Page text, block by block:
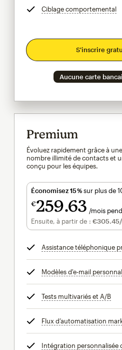
Ciblage comportemental
S'inscrire
Aucune carte
Premium
Évoluez rapidement grâce à
nombre illimité de contacts et
conçu pour les équipes.
Économisez 15 %sur plus de
€259 63 /mois
€259.63 par mois pendant 12
Ensuite, à partir de : €305.45
Assistance téléphonique
Modèles d'e-mail
Tests multivariés et A/B
Flux d’automatisation
Intégration personnalisée